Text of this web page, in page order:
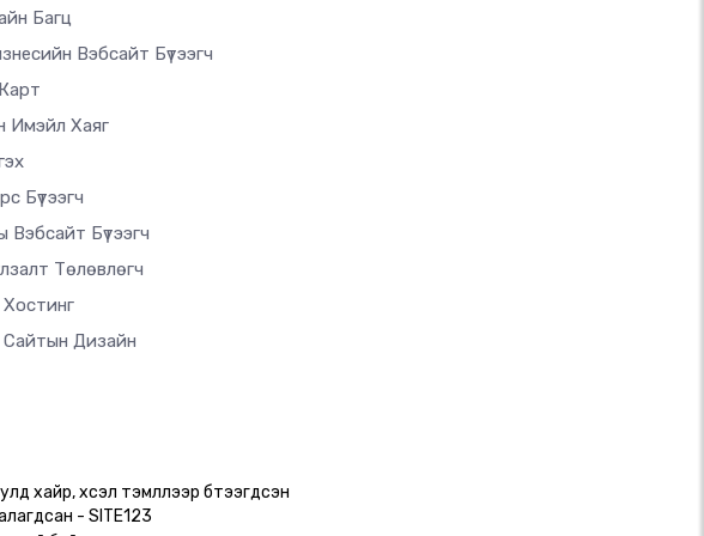
Багц
Вэбсайт Бүтээгч
Имэйл Хаяг
Бүтээгч
Вэбсайт Бүтээгч
Төлөвлөгч
Хостинг
Сайтын Дизайн
хайр, хүсэл тэмүүллээр бүтээгдсэн
- SITE123